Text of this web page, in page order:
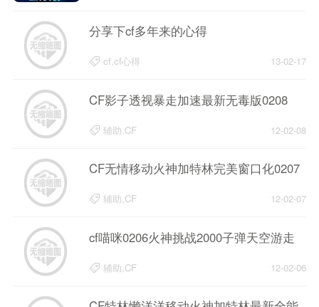
分享下cf多年来的心得
cf,cf心得 13-02-17
CF影子透视暴走加速最新无毒版0208
辅助,CF 12-02-08
CF无情移动火神加特林完美窗口化0207
辅助,CF 12-02-07
cf喵咪0206火神挑战2000子弹天空游走
辅助,CF 12-02-06